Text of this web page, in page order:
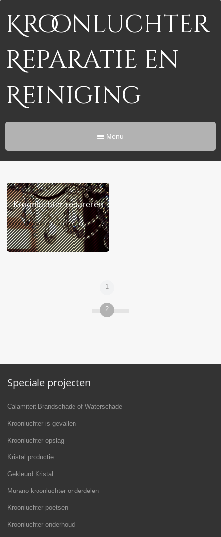
Kroonluchter
Reparatie en
Reiniging
Menu
Kroonluchter repareren
1
2
Speciale projecten
Calamiteit Brandschade of Waterschade
Kroonluchter is gevallen
Kroonluchter opslag
Kristal productie
Gekleurd Kristal
Murano kroonluchter onderdelen
Kroonluchter poetsen
Kroonluchter onderhoud